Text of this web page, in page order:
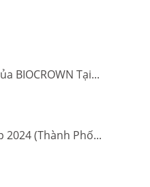
BIOCROWN Tại...
2024 (Thành Phố...